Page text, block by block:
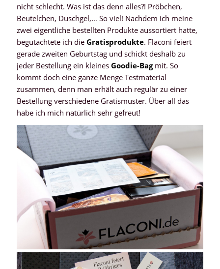
nicht schlecht. Was ist das denn alles?! Pröbchen,
Beutelchen, Duschgel,… So viel! Nachdem ich meine
zwei eigentliche bestellten Produkte aussortiert hatte,
begutachtete ich die Gratisprodukte. Flaconi feiert
gerade zweiten Geburtstag und schickt deshalb zu
jeder Bestellung ein kleines Goodie-Bagmit. So
kommt doch eine ganze Menge Testmaterial
zusammen, denn man erhält auch regulär zu einer
Bestellung verschiedene Gratismuster. Über all das
habe ich mich natürlich sehr gefreut!